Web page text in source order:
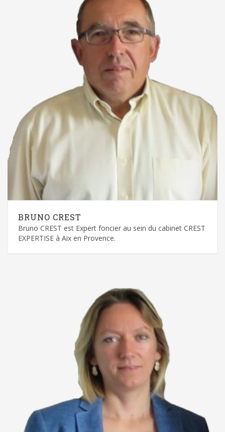
BRUNO CREST
Bruno CREST est Expert foncier au sein du cabinet CREST
EXPERTISE à Aix en Provence.